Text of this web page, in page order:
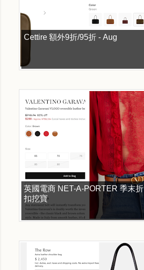
Cettire 額外9折/95折 - Aug
英國電商 NET-A-PORTER 季末折
扣挖寶